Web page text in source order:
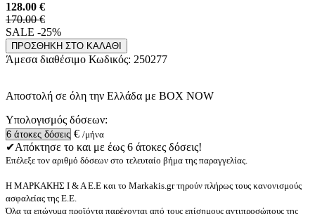
128.00 €
170.00 €
SALE -25%
ΠΡΟΣΘΗΚΗ ΣΤΟ ΚΑΛΑΘΙ
Άμεσα διαθέσιμο Κωδικός: 250277
Αποστολή σε όλη την Ελλάδα με BOX NOW
Υπολογισμός δόσεων:
€ /μήνα
✔Απόκτησε το και με έως 6 άτοκες δόσεις!
Επέλεξε τον αριθμό δόσεων στο τελευταίο βήμα της παραγγελίας.
Η ΜΑΡΚΑΚΗΣ Ι & Α Ε.Ε και το Markakis.gr τηρούν πλήρως τους κανονισμούς
ασφαλείας της Ε.Ε.
Όλα τα επώνυμα προϊόντα παρέχονται από τους επίσημους αντιπροσώπους της